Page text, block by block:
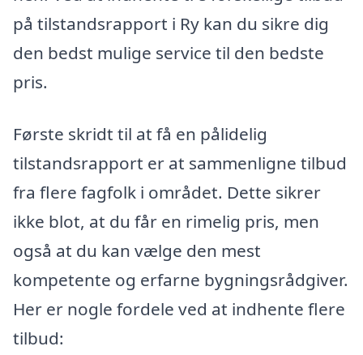
på tilstandsrapport i Ry kan du sikre dig
den bedst mulige service til den bedste
pris.
Første skridt til at få en pålidelig
tilstandsrapport er at sammenligne tilbud
fra flere fagfolk i området. Dette sikrer
ikke blot, at du får en rimelig pris, men
også at du kan vælge den mest
kompetente og erfarne bygningsrådgiver.
Her er nogle fordele ved at indhente flere
tilbud: